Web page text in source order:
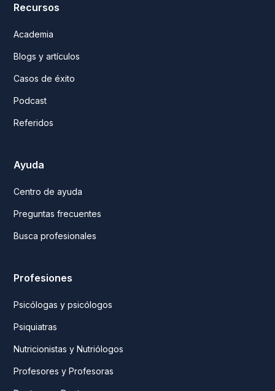
Recursos
Academia
Blogs y artículos
Casos de éxito
Podcast
Referidos
Ayuda
Centro de ayuda
Preguntas frecuentes
Busca profesionales
Profesiones
Psicólogas y psicólogos
Psiquiatras
Nutricionistas y Nutriólogos
Profesores y Profesoras